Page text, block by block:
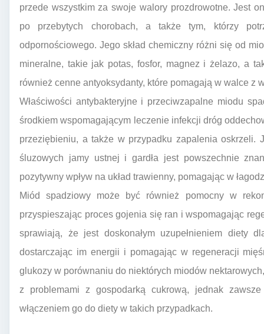
przede wszystkim za swoje walory prozdrowotne. Jest
po przebytych chorobach, a także tym, którzy
odpornościowego. Jego skład chemiczny różni się od
mineralne, takie jak potas, fosfor, magnez i żelazo, a
również cenne antyoksydanty, które pomagają w walce z
Właściwości antybakteryjne i przeciwzapalne miodu
środkiem wspomagającym leczenie infekcji dróg
przeziębieniu, a także w przypadku zapalenia oskrzeli.
śluzowych jamy ustnej i gardła jest powszechnie
pozytywny wpływ na układ trawienny, pomagając w
Miód spadziowy może być również pomocny w
przyspieszając proces gojenia się ran i wspomagając
sprawiają, że jest doskonałym uzupełnieniem diety
dostarczając im energii i pomagając w regeneracji
glukozy w porównaniu do niektórych miodów
z problemami z gospodarką cukrową, jednak
włączeniem go do diety w takich przypadkach.